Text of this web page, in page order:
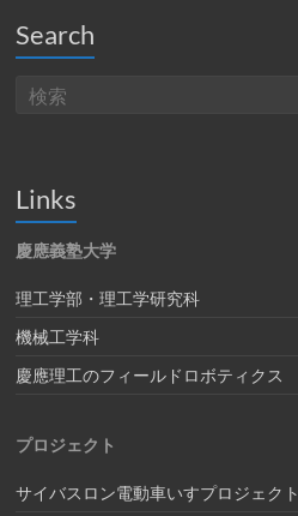
Search
Links
慶應義塾大学
理工学部・理工学研究科
機械工学科
慶應理工のフィールドロボティクス
プロジェクト
サイバスロン電動車いすプロジェクト